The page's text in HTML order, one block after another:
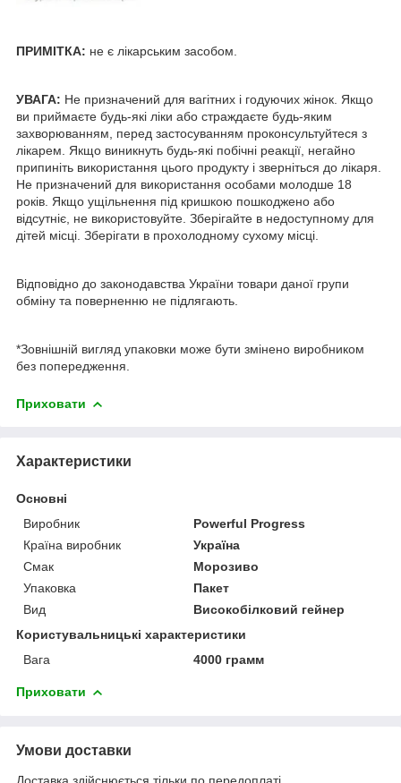
ПРИМІТКА: не є лікарським засобом.
УВАГА: Не призначений для вагітних і годуючих жінок. Якщо
ви приймаєте будь-які ліки або страждаєте будь-яким
захворюванням, перед застосуванням проконсультуйтеся з
лікарем. Якщо виникнуть будь-які побічні реакції, негайно
припиніть використання цього продукту і зверніться до лікаря.
Не призначений для використання особами молодше 18
років. Якщо ущільнення під кришкою пошкоджено або
відсутніє, не використовуйте. Зберігайте в недоступному для
дітей місці. Зберігати в прохолодному сухому місці.
Відповідно до законодавства України товари даної групи
обміну та поверненню не підлягають.
*Зовнішній вигляд упаковки може бути змінено виробником
без попередження.
Приховати
Характеристики
Основні
Виробник
Powerful Progress
Країна виробник
Україна
Смак
Морозиво
Упаковка
Пакет
Вид
Високобілковий гейнер
Користувальницькі характеристики
Вага
4000 грамм
Приховати
Умови доставки